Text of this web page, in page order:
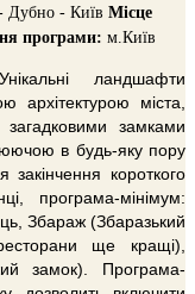
Дубно - Київ Місце
програми: м.Київ
ландшафти
архітектурою міста,
замками
в будь-яку пору
короткого
програма-мінімум:
Збараж (Збаразький
ще кращі),
замок). Програма-